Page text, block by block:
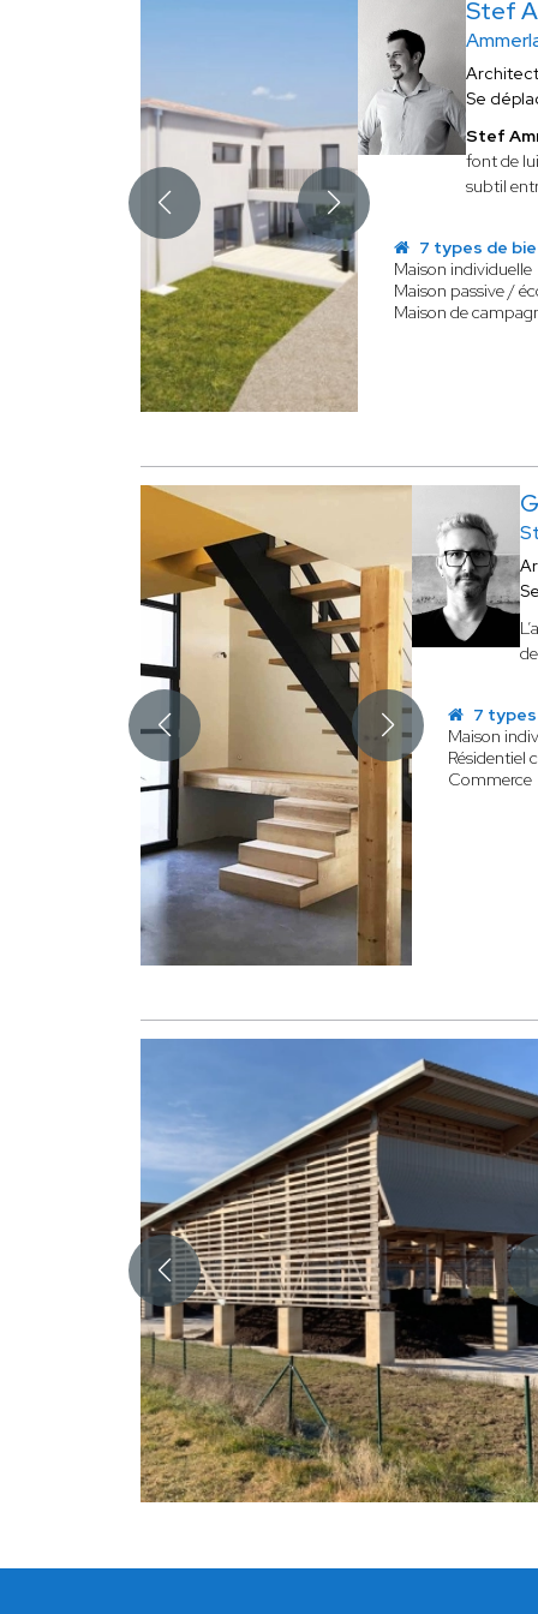
Stef
Se
Stef
font de
subtil
7 types de
Maison individuelle
Maison passive /
Maison de
7
Maison
Résidentiel
Commerce